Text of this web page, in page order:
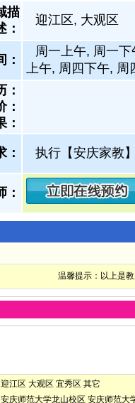
描
：
迎江区, 大观区
：
周一上午, 周一
上午, 周四下午, 周
：
：
：
： 执行【安庆家教
：
温馨提示：以上是
迎江区 大观区 宜秀区 其它
安庆师范大学龙山校区 安庆师范大